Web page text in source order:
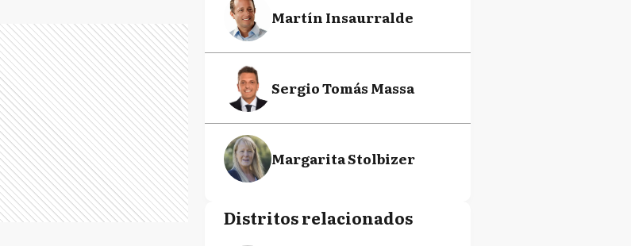
Martín Insaurralde
Sergio Tomás Massa
Margarita Stolbizer
Distritos relacionados